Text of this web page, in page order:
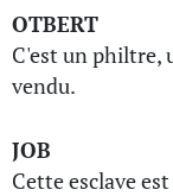
OTBERT
C'est un philtre,
vendu.
JOB
Cette esclave